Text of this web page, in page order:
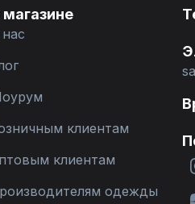
клиентам
клиентам
одежды